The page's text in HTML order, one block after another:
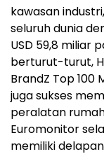
kawasan
seluruh dunia
USD 59,8 miliar
berturut-turut,
BrandZ Top 100
juga sukses
peralatan
Euromonitor
memiliki